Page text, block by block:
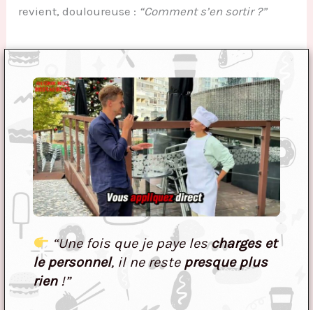
revient, douloureuse : “Comment s’en sortir ?”
“Une fois que je paye lescharges et
le personnel, il ne reste presque plus
rien!”